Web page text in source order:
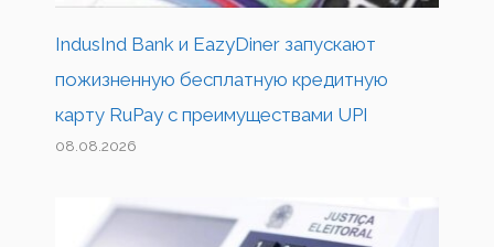
IndusInd Bank и EazyDiner запускают
пожизненную бесплатную кредитную
карту RuPay с преимуществами UPI
08.08.2026